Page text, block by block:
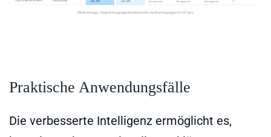
Praktische Anwendungsfälle
Die verbesserte Intelligenz ermöglicht es,